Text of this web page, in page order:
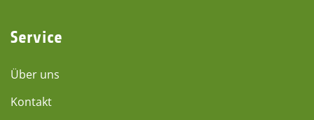
Service
Über uns
Kontakt